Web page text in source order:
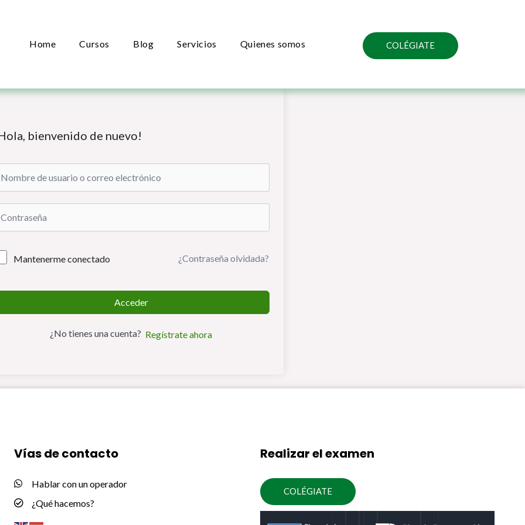
Home Cursos Blog Servicios Quienes somos COLÉGIATE
bienvenido de nuevo!
Mantenerme conectado ¿Contraseña olvidada?
Acceder
¿No tienes una cuenta? Regístrate ahora
Vías de contacto
Hablar con un operador
¿Qué hacemos?
Realizar el examen
COLÉGIATE